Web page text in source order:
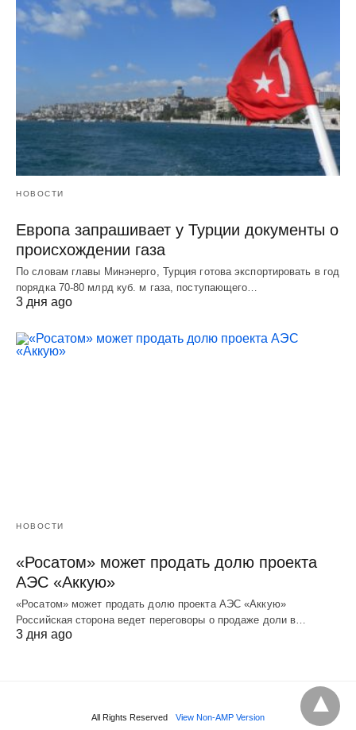
НОВОСТИ
Европа запрашивает у Турции документы о
происхождении газа
По словам главы Минэнерго, Турция готова экспортировать в год
порядка 70-80 млрд куб. м газа, поступающего…
3 дня ago
НОВОСТИ
«Росатом» может продать долю проекта
АЭС «Аккую»
«Росатом» может продать долю проекта АЭС «Аккую»
Российская сторона ведет переговоры о продаже доли в…
3 дня ago
All Rights Reserved View Non-AMP Version